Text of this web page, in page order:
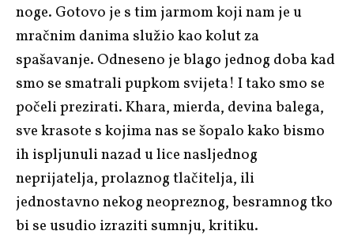
noge. Gotovo je s tim jarmom koji nam je u
mračnim danima služio kao kolut za
spašavanje. Odneseno je blago jednog doba kad
smo se smatrali pupkom svijeta! I tako smo se
počeli prezirati. Khara, mierda, devina balega,
sve krasote s kojima nas se šopalo kako bismo
ih ispljunuli nazad u lice nasljednog
neprijatelja, prolaznog tlačitelja, ili
jednostavno nekog neopreznog, besramnog tko
bi se usudio izraziti sumnju, kritiku.